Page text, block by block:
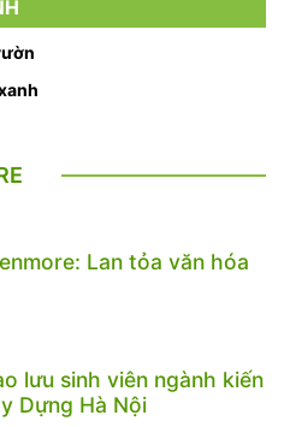
Lan tỏa văn hóa
lưu sinh viên ngành kiến
Dựng Hà Nội